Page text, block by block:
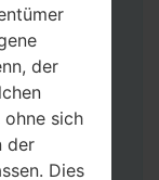
und
Tasten
mit
und
der
sich
der
Dies